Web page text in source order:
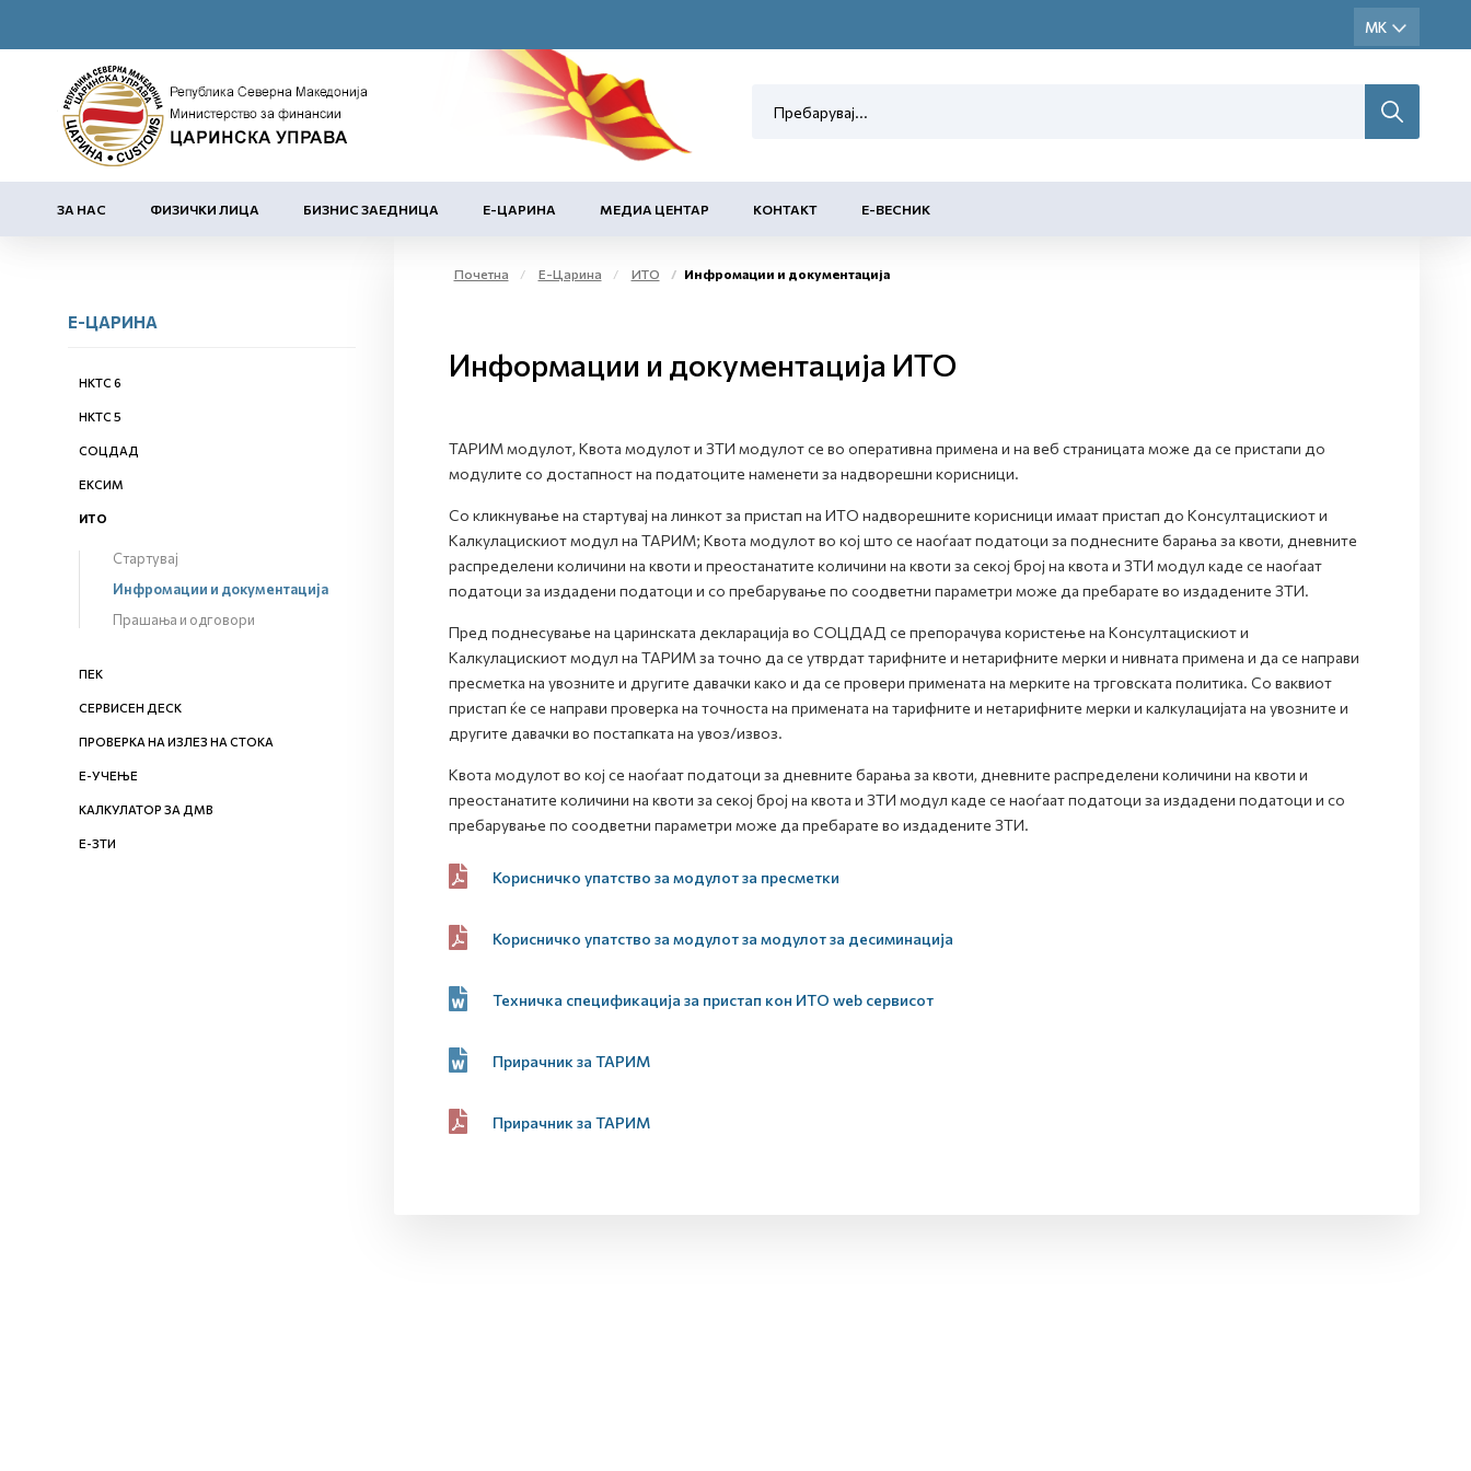
ЗА НАС ФИЗИЧКИ ЛИЦА БИЗНИС ЗАЕДНИЦА Е-ЦАРИНА МЕДИА ЦЕНТАР КОНТАКТ Е-ВЕСНИК
Е-ЦАРИНА
НКТС 6
НКТС 5
СОЦДАД
ЕКСИМ
ИТО
Стартувај
Инфромации и документација
Прашања и одговори
ПЕК
СЕРВИСЕН ДЕСК
ПРОВЕРКА НА ИЗЛЕЗ НА СТОКА
Е-УЧЕЊЕ
КАЛКУЛАТОР ЗА ДМВ
Е-ЗТИ
Почетна Е-Царина ИТО Инфромации и документација
Информации и документација ИТО
ТАРИМ модулот, Квота модулот и ЗТИ модулот се во оперативна примена и на веб страницата може да се пристапи до
модулите со достапност на податоците наменети за надворешни корисници.
Со кликнување на стартувај на линкот за пристап на ИТО надворешните корисници имаат пристап до Kонсултацискиот и
Kалкулацискиот модул на ТАРИМ; Kвота модулот во кој што се наоѓаат податоци за поднесните барања за квоти, дневните
распределени количини на квоти и преостанатите количини на квоти за секој број на квота и ЗТИ модул каде се наоѓаат
податоци за издадени податоци и со пребарување по соодветни параметри може да пребарате во издадените ЗТИ.
Пред поднесување на царинската декларација во СОЦДАД се препорачува користење на Консултацискиот и
Калкулацискиот модул на ТАРИМ за точно да се утврдат тарифните и нетарифните мерки и нивната примена и да се направи
пресметка на увозните и другите давачки како и да се провери примената на мерките на трговската политика. Со ваквиот
пристап ќе се направи проверка на точноста на примената на тарифните и нетарифните мерки и калкулацијата на увозните и
другите давачки во постапката на увоз/извоз.
Квота модулот во кој се наоѓаат податоци за дневните барања за квоти, дневните распределени количини на квоти и
преостанатите количини на квоти за секој број на квота и ЗТИ модул каде се наоѓаат податоци за издадени податоци и со
пребарување по соодветни параметри може да пребарате во издадените ЗТИ.
Корисничко упатство за модулот за пресметки
Корисничко упатство за модулот за модулот за десиминација
Техничка спецификација за пристап кон ИТО web сервисот
Прирачник за ТАРИМ
Прирачник за ТАРИМ